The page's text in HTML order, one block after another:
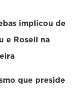
implicou de
e Rosell na
que preside